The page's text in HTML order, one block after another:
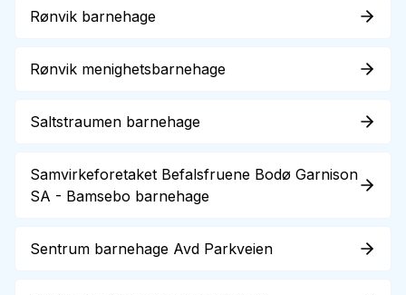
Rønvik barnehage
Rønvik menighetsbarnehage
Saltstraumen barnehage
Samvirkeforetaket Befalsfruene Bodø Garnison
SA - Bamsebo barnehage
Sentrum barnehage Avd Parkveien